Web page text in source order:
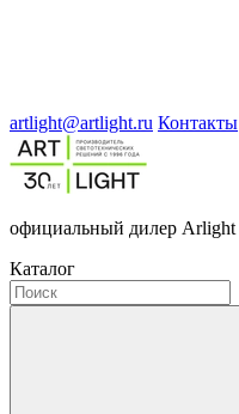
artlight@artlight.ru Контакты
официальный дилер Arlight
Каталог